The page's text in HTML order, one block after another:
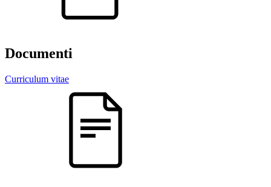
Documenti
Curriculum vitae